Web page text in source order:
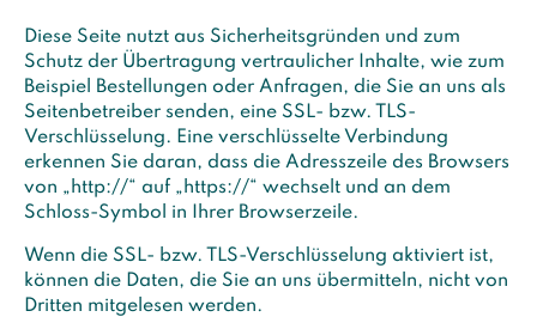
Diese Seite nutzt aus Sicherheitsgründen und zum
Schutz der Übertragung vertraulicher Inhalte, wie zum
Beispiel Bestellungen oder Anfragen, die Sie an uns als
Seitenbetreiber senden, eine SSL- bzw. TLS-
Verschlüsselung. Eine verschlüsselte Verbindung
erkennen Sie daran, dass die Adresszeile des Browsers
von „http://“ auf „https://“ wechselt und an dem
Schloss-Symbol in Ihrer Browserzeile.
Wenn die SSL- bzw. TLS-Verschlüsselung aktiviert ist,
können die Daten, die Sie an uns übermitteln, nicht von
Dritten mitgelesen werden.